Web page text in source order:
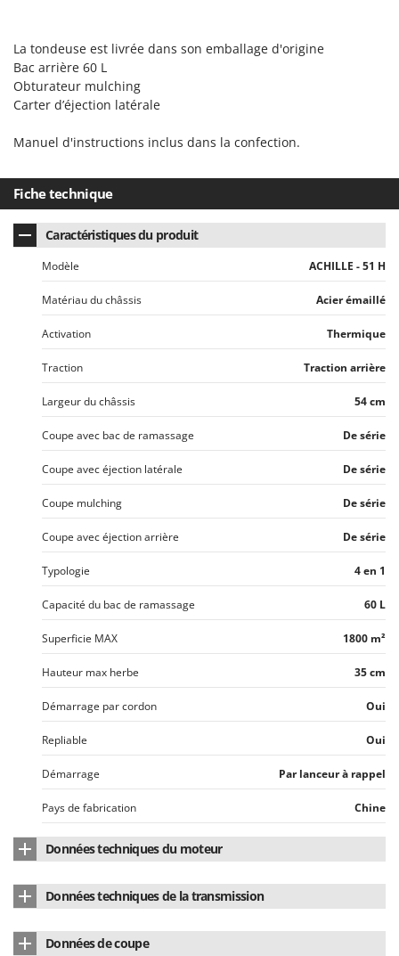
La tondeuse est livrée dans son emballage d'origine
Bac arrière 60 L
Obturateur mulching
Carter d’éjection latérale
Manuel d'instructions inclus dans la confection.
Fiche technique
Caractéristiques du produit
Modèle ACHILLE - 51 H
Matériau du châssis Acier émaillé
Activation Thermique
Traction Traction arrière
Largeur du châssis 54 cm
Coupe avec bac de ramassage De série
Coupe avec éjection latérale De série
Coupe mulching De série
Coupe avec éjection arrière De série
Typologie 4 en 1
Capacité du bac de ramassage 60 L
Superficie MAX 1800 m²
Hauteur max herbe 35 cm
Démarrage par cordon Oui
Repliable Oui
Démarrage Par lanceur à rappel
Pays de fabrication Chine
Données techniques du moteur
Modèle de moteur GCVx200
Type de moteur
Données techniques de la transmission
Données de coupe